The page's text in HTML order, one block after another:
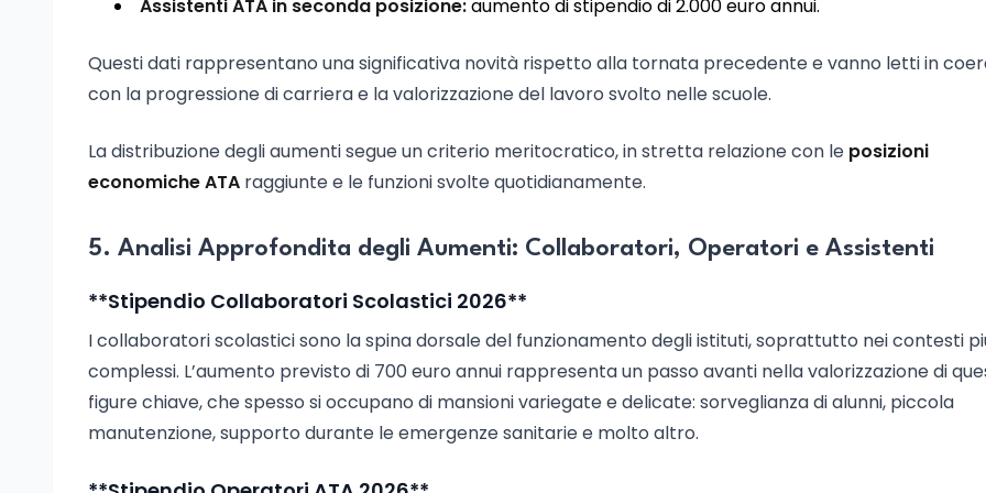
Assistenti ATA in seconda posizione:aumento di stipendio di 2.000 euro annui.
Questi dati rappresentano una significativa novità rispetto alla tornata precedente e vanno letti in
con la progressione di carriera e la valorizzazione del lavoro svolto nelle scuole.
La distribuzione degli aumenti segue un criterio meritocratico, in stretta relazione con le posizioni
economiche ATA raggiunte e le funzioni svolte quotidianamente.
5. Analisi Approfondita degli Aumenti: Collaboratori, Operatori e Assistenti
**Stipendio Collaboratori Scolastici 2026**
I collaboratori scolastici sono la spina dorsale del funzionamento degli istituti, soprattutto nei contesti
complessi. L’aumento previsto di 700 euro annui rappresenta un passo avanti nella valorizzazione di
figure chiave, che spesso si occupano di mansioni variegate e delicate: sorveglianza di alunni, piccola
manutenzione, supporto durante le emergenze sanitarie e molto altro.